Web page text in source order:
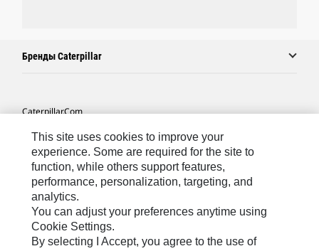
Бренды Caterpillar
Caterpillar.com
Связаться С Caterpillar
Карта Сайта
Cookie Settings
Юридическая Информация
Конфиденциальность Личных Данных
This site uses cookies to improve your
experience. Some are required for the site to
function, while others support features,
performance, personalization, targeting, and
analytics.
You can adjust your preferences anytime using
Cookie Settings.
By selecting I Accept, you agree to the use of